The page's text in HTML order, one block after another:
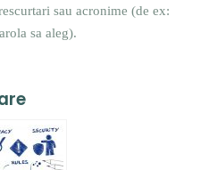
sau acronime (de ex:
sa aleg).